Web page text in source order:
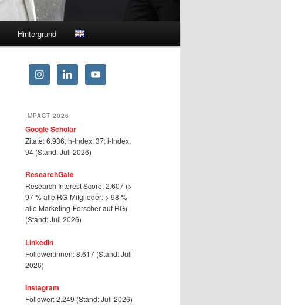
Hintergrund
IMPACT 2026
Google Scholar
Zitate: 6.936; h-Index: 37; i-Index:
94 (Stand: Juli 2026)
ResearchGate
Research Interest Score: 2.607 (>
97 % alle RG-Mitglieder: > 98 %
alle Marketing-Forscher auf RG)
(Stand: Juli 2026)
LinkedIn
Follower:innen: 8.617 (Stand: Juli
2026)
Instagram
Follower: 2.249 (Stand: Juli 2026)